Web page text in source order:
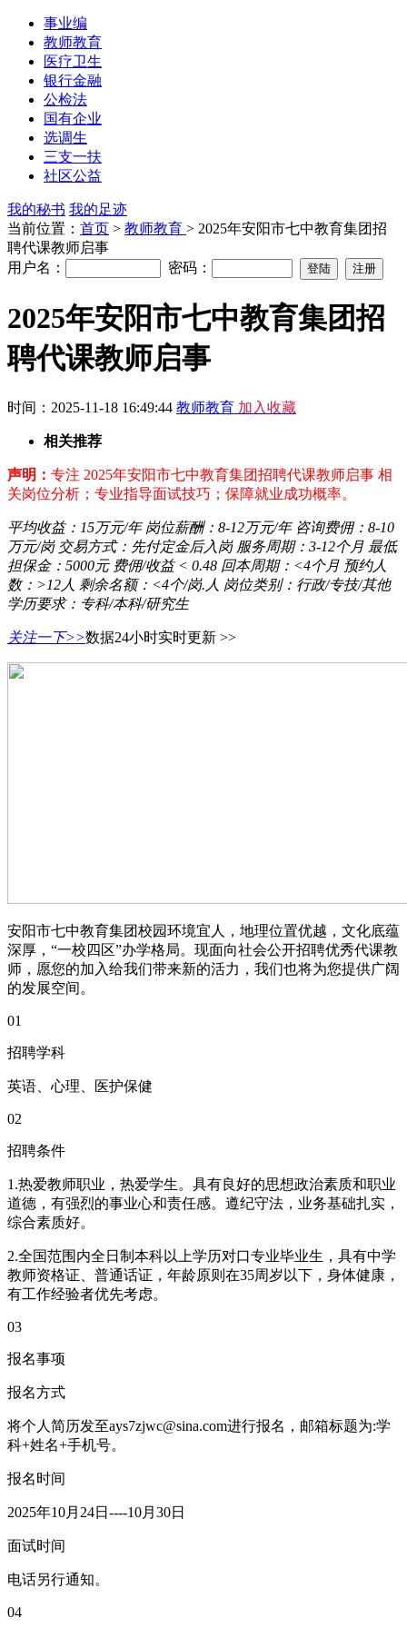
事业编
教师教育
医疗卫生
银行金融
公检法
国有企业
选调生
三支一扶
社区公益
我的秘书 我的足迹
当前位置： 首页 > 教师教育 > 2025年安阳市七中教育集团招
聘代课教师启事
用户名：
密码：
2025年安阳市七中教育集团招
聘代课教师启事
时间：2025-11-18 16:49:44 教师教育 加入收藏
相关推荐
声明： 专注 2025年安阳市七中教育集团招聘代课教师启事 相
关岗位分析；专业指导面试技巧；保障就业成功概率。
平均收益： 15万元/年 岗位薪酬： 8-12万元/年 咨询费佣： 8-10
万元/岗 交易方式： 先付定金后入岗 服务周期： 3-12个月 最低
担保金： 5000元 费佣/收益 < 0.48 回本周期： <4个月 预约人
数： >12人 剩余名额： <4个/岗.人 岗位类别： 行政/专技/其他
学历要求： 专科/本科/研究生
关注一下>>数据24小时实时更新 >>
安阳市七中教育集团校园环境宜人，地理位置优越，文化底蕴
深厚，“一校四区”办学格局。现面向社会公开招聘优秀代课教
师，愿您的加入给我们带来新的活力，我们也将为您提供广阔
的发展空间。
01
招聘学科
英语、心理、医护保健
02
招聘条件
1.热爱教师职业，热爱学生。具有良好的思想政治素质和职业
道德，有强烈的事业心和责任感。遵纪守法，业务基础扎实，
综合素质好。
2.全国范围内全日制本科以上学历对口专业毕业生，具有中学
教师资格证、普通话证，年龄原则在35周岁以下，身体健康，
有工作经验者优先考虑。
03
报名事项
报名方式
将个人简历发至ays7zjwc@sina.com进行报名，邮箱标题为:学
科+姓名+手机号。
报名时间
2025年10月24日----10月30日
面试时间
电话另行通知。
04